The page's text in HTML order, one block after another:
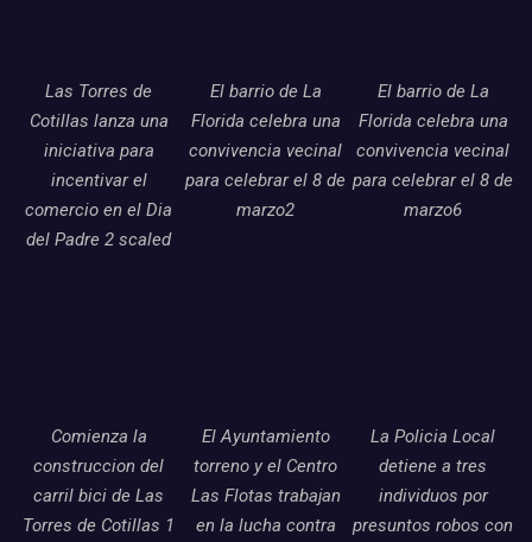
Las Torres de
Cotillas lanza una
iniciativa para
incentivar el
comercio en el Dia
del Padre 2 scaled
El barrio de La
Florida celebra una
convivencia vecinal
para celebrar el 8 de
marzo2
El barrio de La
Florida celebra una
convivencia vecinal
para celebrar el 8 de
marzo6
Comienza la
construccion del
carril bici de Las
Torres de Cotillas 1
El Ayuntamiento
torreno y el Centro
Las Flotas trabajan
en la lucha contra
La Policia Local
detiene a tres
individuos por
presuntos robos con